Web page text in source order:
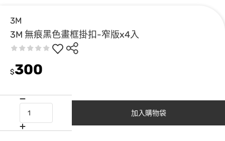
3M
3M 無痕黑色畫框掛扣-窄版x4入
$300
加入購物袋